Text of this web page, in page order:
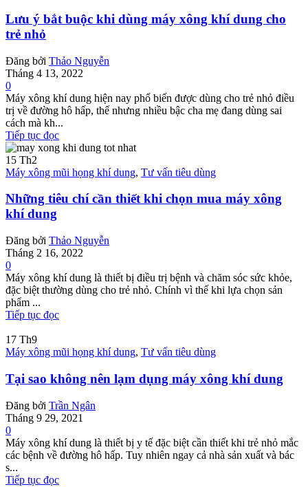
Lưu ý bắt buộc khi dùng máy xông khí dung cho
trẻ nhỏ
Đăng bởi Thảo Nguyễn
Tháng 4 13, 2022
0
Máy xông khí dung hiện nay phổ biến được dùng cho trẻ nhỏ điều
trị về đường hô hấp, thế nhưng nhiều bậc cha mẹ đang dùng sai
cách mà kh...
Tiếp tục đọc
15 Th2
Máy xông mũi họng khí dung, Tư vấn tiêu dùng
Những tiêu chí cần thiết khi chọn mua máy xông
khí dung
Đăng bởi Thảo Nguyễn
Tháng 2 16, 2022
0
Máy xông khí dung là thiết bị điều trị bệnh và chăm sóc sức khỏe,
đặc biệt thường dùng cho trẻ nhỏ. Chính vì thế khi lựa chọn sản
phẩm ...
Tiếp tục đọc
17 Th9
Máy xông mũi họng khí dung, Tư vấn tiêu dùng
Tại sao không nên lạm dụng máy xông khí dung
Đăng bởi Trần Ngân
Tháng 9 29, 2021
0
Máy xông khí dung là thiết bị y tế đặc biệt cần thiết khi trẻ nhỏ mắc
các bệnh về đường hô hấp. Tuy nhiên ngay cả nhà sản xuất và bác
s...
Tiếp tục đọc